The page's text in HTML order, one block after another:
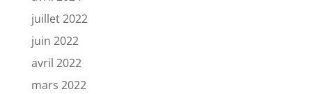
juillet 2022
juin 2022
avril 2022
mars 2022